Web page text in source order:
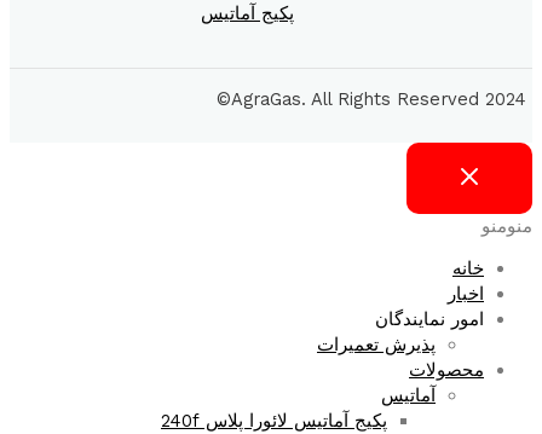
پکیج آماتیس
منومنو
خانه
اخبار
امور نمایندگان
پذیرش تعمیرات
محصولات
آماتیس
پکیج آماتیس لائورا پلاس 240f